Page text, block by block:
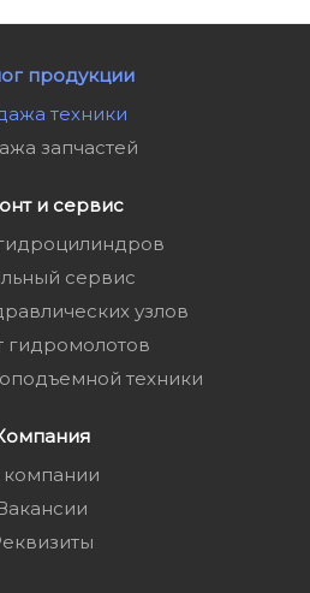
продукции
техники
запчастей
и сервис
сервис
узлов
гидромолотов
техники